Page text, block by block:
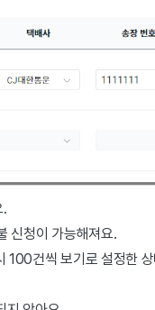
.
신청이 가능해져요.
건씩 보기로 설정한